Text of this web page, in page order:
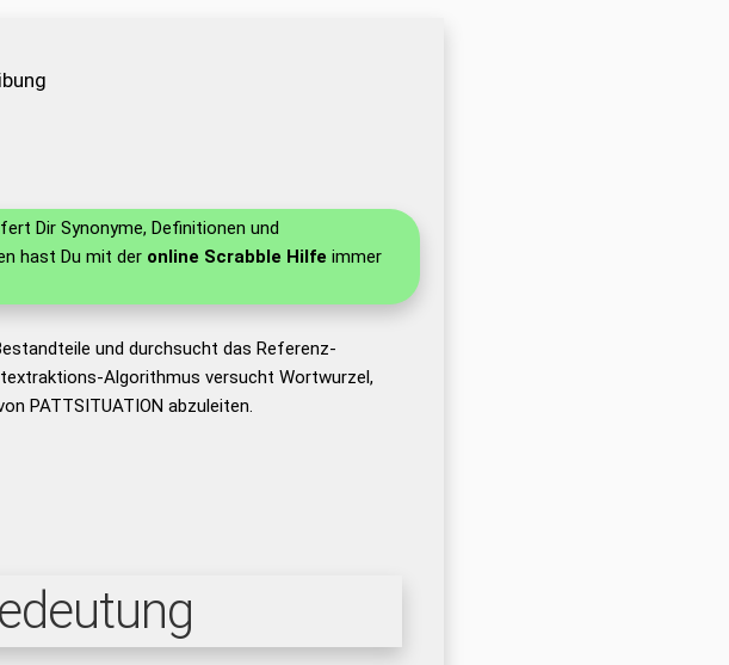
Dir Synonyme, Definitionen und
hast Du mit der online Scrabble Hilfe immer
und durchsucht das Referenz-
Algorithmus versucht Wortwurzel,
PATTSITUATION abzuleiten.